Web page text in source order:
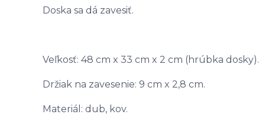
Doska sa dá zavesiť.
Veľkosť: 48 cm x 33 cm x 2 cm (hrúbka dosky).
Držiak na zavesenie: 9 cm x 2,8 cm.
Materiál: dub, kov.